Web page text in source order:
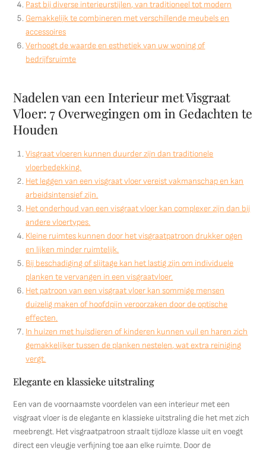
Past bij diverse interieurstijlen, van traditioneel tot modern
Gemakkelijk te combineren met verschillende meubels en
accessoires
Verhoogt de waarde en esthetiek van uw woning of
bedrijfsruimte
Nadelen van een Interieur met Visgraat
Vloer: 7 Overwegingen om in Gedachten te
Houden
Visgraat vloeren kunnen duurder zijn dan traditionele
vloerbedekking.
Het leggen van een visgraat vloer vereist vakmanschap en kan
arbeidsintensief zijn.
Het onderhoud van een visgraat vloer kan complexer zijn dan bij
andere vloertypes.
Kleine ruimtes kunnen door het visgraatpatroon drukker ogen
en lijken minder ruimtelijk.
Bij beschadiging of slijtage kan het lastig zijn om individuele
planken te vervangen in een visgraatvloer.
Het patroon van een visgraat vloer kan sommige mensen
duizelig maken of hoofdpijn veroorzaken door de optische
effecten.
In huizen met huisdieren of kinderen kunnen vuil en haren zich
gemakkelijker tussen de planken nestelen, wat extra reiniging
vergt.
Elegante en klassieke uitstraling
Een van de voornaamste voordelen van een interieur met een
visgraat vloer is de elegante en klassieke uitstraling die het met zich
meebrengt. Het visgraatpatroon straalt tijdloze klasse uit en voegt
direct een vleugje verfijning toe aan elke ruimte. Door de